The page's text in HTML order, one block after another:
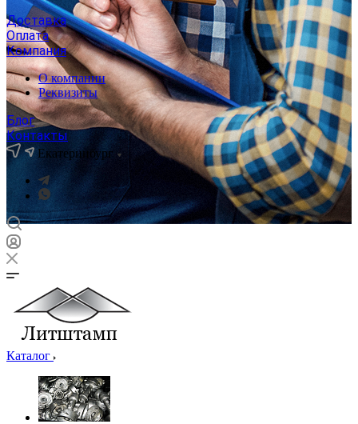
Доставка
Оплата
Компания
О компании
Реквизиты
Блог
Контакты
Екатеринбург
Каталог